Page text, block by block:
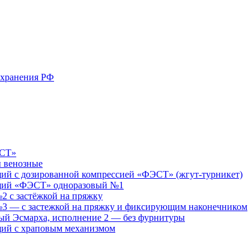
РФ
с дозированной компрессией «ФЭСТ» (жгут-турникет)
«ФЭСТ» одноразовый №1
застёжкой на пряжку
с застежкой на пряжку и фиксирующим наконечником
Эсмарха, исполнение 2 — без фурнитуры
с храповым механизмом